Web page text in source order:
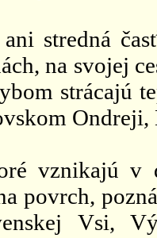
stredná
na svojej
strácajú
vznikajú v
povrch,
Vsi,